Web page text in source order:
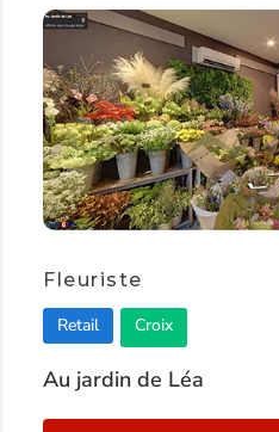
Fleuriste
Retail
Croix
Au jardin de Léa